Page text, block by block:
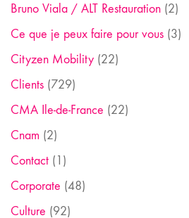
Bruno Viala / ALT Restauration (2)
Ce que je peux faire pour vous (3)
Cityzen Mobility (22)
Clients (729)
CMA Ile-de-France (22)
Cnam (2)
Contact (1)
Corporate (48)
Culture (92)